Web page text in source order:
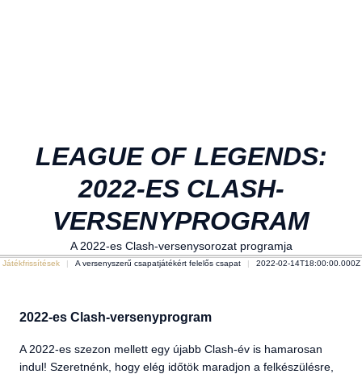
LEAGUE OF LEGENDS:
2022-ES CLASH-
VERSENYPROGRAM
A 2022-es Clash-versenysorozat programja
Játékfrissítések A versenyszerű csapatjátékért felelős csapat 2022-02-14T18:00:00.000Z
2022-es Clash-versenyprogram
A 2022-es szezon mellett egy újabb Clash-év is hamarosan
indul! Szeretnénk, hogy elég időtök maradjon a felkészülésre,